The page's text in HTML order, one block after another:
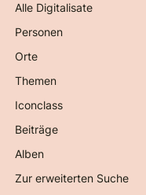
Alle Digitalisate
Personen
Orte
Themen
Iconclass
Beiträge
Alben
Zur erweiterten Suche